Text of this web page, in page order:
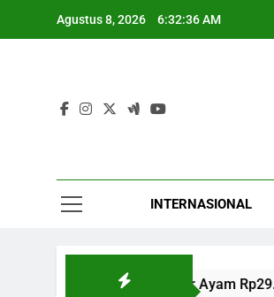
Agustus 8, 2026 6:32:37 AM
INTERNASIONAL
Rp59.650/kg, Telur Ayam Rp29.450/kg